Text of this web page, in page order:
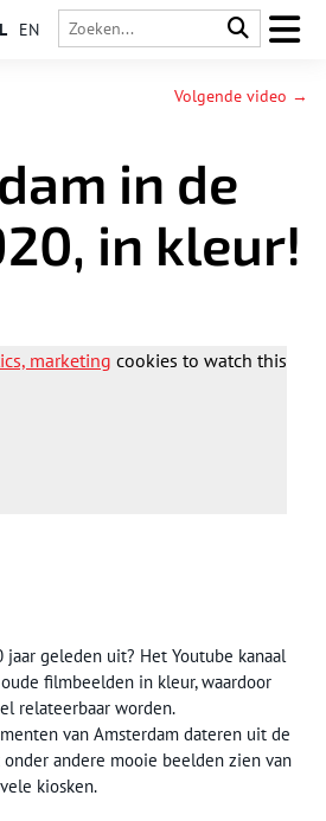
EN
Volgende video →
in de
in kleur!
marketing cookies to watch this
geleden uit? Het Youtube kanaal
filmbeelden in kleur, waardoor
relateerbaar worden.
van Amsterdam dateren uit de
andere mooie beelden zien van
kiosken.